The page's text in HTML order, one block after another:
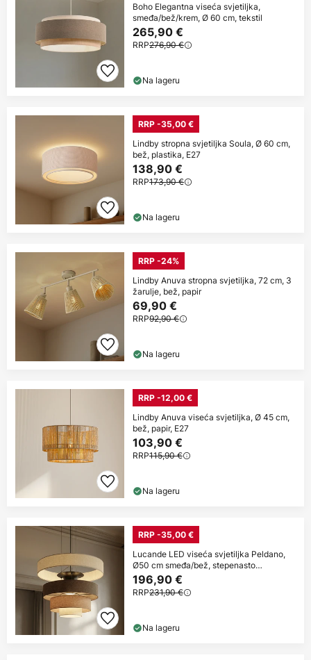
Boho Elegantna viseća svjetiljka,
smeđa/bež/krem, Ø 60 cm, tekstil
265,90 €
RRP276,90 €
Na lageru
RRP -35,00 €
Lindby stropna svjetiljka Soula, Ø 60 cm,
bež, plastika, E27
138,90 €
RRP173,90 €
Na lageru
RRP -24%
Lindby Anuva stropna svjetiljka, 72 cm, 3
žarulje, bež, papir
69,90 €
RRP92,90 €
Na lageru
RRP -12,00 €
Lindby Anuva viseća svjetiljka, Ø 45 cm,
bež, papir, E27
103,90 €
RRP115,90 €
Na lageru
RRP -35,00 €
Lucande LED viseća svjetiljka Peldano,
Ø50 cm smeđa/bež, stepenasto
prigušivanje
196,90 €
RRP231,90 €
Na lageru